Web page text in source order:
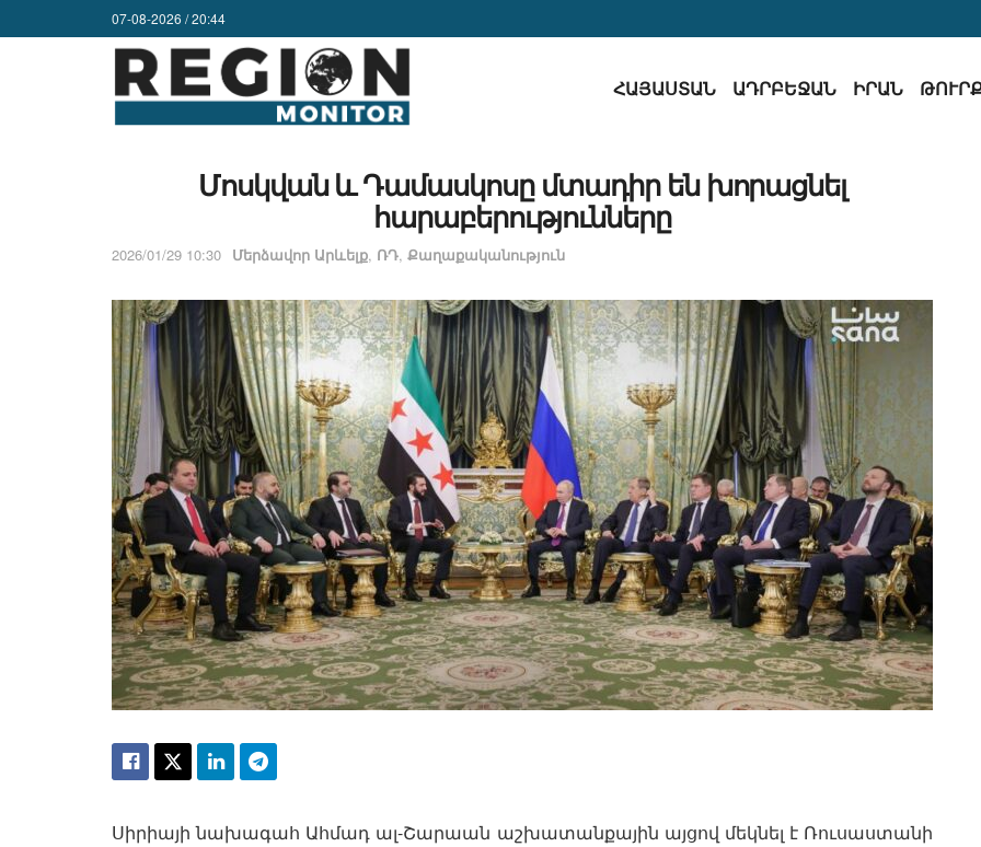
07-08-2026 / 20:44
ՀԱՅԱՍՏԱՆ ԱԴՐԲԵՋԱՆ ԻՐԱՆ
Մոսկվան և Դամասկոսը մտադիր են խորացնել
հարաբերությունները
2026/01/29 10:30 Մերձավոր Արևելք, ՌԴ, Քաղաքականություն
Սիրիայի նախագահ Ահմադ ալ-Շարաան աշխատանքային այցով մեկնել է Ռուսաստանի